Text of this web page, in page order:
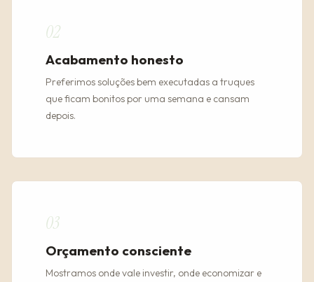
02
Acabamento honesto
Preferimos soluções bem executadas a truques
que ficam bonitos por uma semana e cansam
depois.
03
Orçamento consciente
Mostramos onde vale investir, onde economizar e